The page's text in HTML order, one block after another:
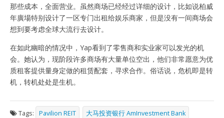
那些成本，全面营业。虽然商场已经经过详细的设计，比如说柏威
年廣場特别设计了一区专门出租给娱乐商家，但是没有一间商场会
想到要考虑全球大流行去设计。
在如此幽暗的情况中，Yap看到了零售商和实业家可以发光的机
会。她认为，现阶段许多商场有大量单位空出，他们非常愿意为优
质租客提供量身定做的租赁配套，寻求合作。俗话说，危机即是转
机，转机处处是生机。
Tags: Pavilion REIT
大马投资银行 AmInvestment Bank